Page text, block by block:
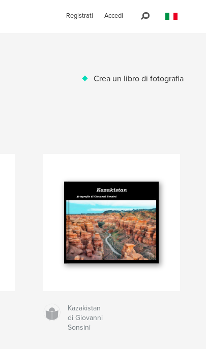
Registrati Accedi
Crea un libro di fotografia
Kazakistan
di Giovanni
Sonsini